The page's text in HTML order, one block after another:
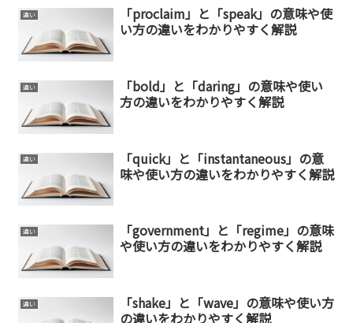
違い
「proclaim」と「speak」の意味や使
い方の違いをわかりやすく解説
違い
「bold」と「daring」の意味や使い
方の違いをわかりやすく解説
違い
「quick」と「instantaneous」の意
味や使い方の違いをわかりやすく解説
違い
「government」と「regime」の意味
や使い方の違いをわかりやすく解説
違い
「shake」と「wave」の意味や使い方
の違いをわかりやすく解説